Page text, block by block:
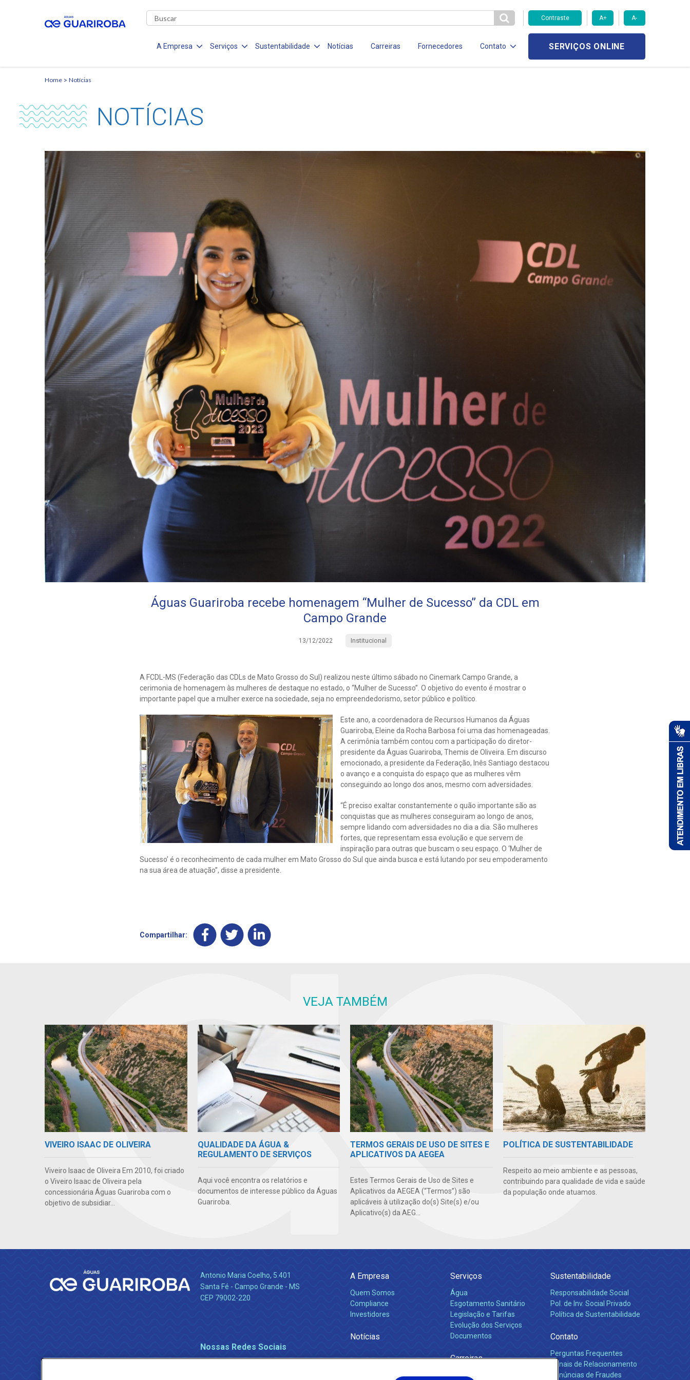
Contraste A+ A-
A Empresa Serviços Sustentabilidade Notícias Carreiras Fornecedores Contato SERVIÇOS ONLINE
Home Notícias
NOTÍCIAS
Águas Guariroba recebe homenagem “Mulher de Sucesso” da CDL em
Campo Grande
13/12/2022 Institucional
A FCDL-MS (Federação das CDLs de Mato Grosso do Sul) realizou neste último sábado no Cinemark Campo Grande, a
cerimonia de homenagem às mulheres de destaque no estado, o “Mulher de Sucesso”. O objetivo do evento é mostrar o
importante papel que a mulher exerce na sociedade, seja no empreendedorismo, setor público e político.
Este ano, a coordenadora de Recursos Humanos da Águas
Guariroba, Eleine da Rocha Barbosa foi uma das homenageadas.
A cerimônia também contou com a participação do diretor-
presidente da Águas Guariroba, Themis de Oliveira. Em discurso
emocionado, a presidente da Federação, Inês Santiago destacou
o avanço e a conquista do espaço que as mulheres vêm
conseguindo ao longo dos anos, mesmo com adversidades.
“É preciso exaltar constantemente o quão importante são as
conquistas que as mulheres conseguiram ao longo de anos,
sempre lidando com adversidades no dia a dia. São mulheres
fortes, que representam essa evolução e que servem de
inspiração para outras que buscam o seu espaço. O ‘Mulher de
Sucesso’ é o reconhecimento de cada mulher em Mato Grosso do Sul que ainda busca e está lutando por seu empoderamento
na sua área de atuação”, disse a presidente.
Compartilhar:
VEJA TAMBÉM
VIVEIRO ISAAC DE OLIVEIRA
Viveiro Isaac de Oliveira Em 2010, foi criado
o Viveiro Isaac de Oliveira pela
concessionária Águas Guariroba com o
objetivo de subsidiar...
QUALIDADE DA ÁGUA &
REGULAMENTO DE SERVIÇOS
Aqui você encontra os relatórios e
documentos de interesse público da Águas
Guariroba.
TERMOS GERAIS DE USO DE SITES E
APLICATIVOS DA AEGEA
Estes Termos Gerais de Uso de Sites e
Aplicativos da AEGEA (“Termos”) são
aplicáveis à utilização do(s) Site(s) e/ou
Aplicativo(s) da AEG...
POLÍTICA DE SUSTENTABILIDADE
Respeito ao meio ambiente e as pessoas,
contribuindo para qualidade de vida e saúde
da população onde atuamos.
Antonio Maria Coelho, 5.401
Santa Fé - Campo Grande - MS
CEP 79002-220
Nossas Redes Sociais
A Empresa
Quem Somos
Compliance
Investidores
Notícias
Serviços
Água
Esgotamento Sanitário
Legislação e Tarifas
Evolução dos Serviços
Documentos
Carreiras
Sustentabilidade
Responsabilidade Social
Pol. de Inv. Social Privado
Política de Sustentabilidade
Contato
Perguntas Frequentes
Canais de Relacionamento
Denúncias de Fraudes